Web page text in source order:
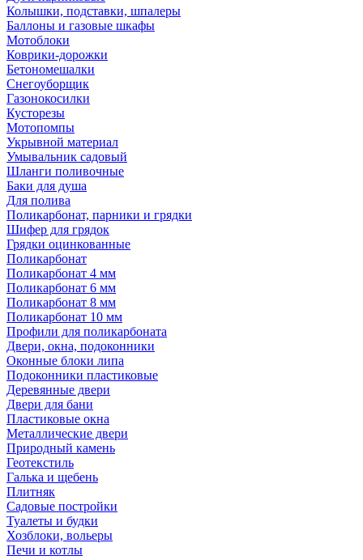
Колышки, подставки, шпалеры
Баллоны и газовые шкафы
Мотоблоки
Коврики-дорожки
Бетономешалки
Снегоуборщик
Газонокосилки
Кусторезы
Мотопомпы
Укрывной материал
Умывальник садовый
Шланги поливочные
Баки для душа
Для полива
Поликарбонат, парники и грядки
Шифер для грядок
Грядки оцинкованные
Поликарбонат
Поликарбонат 4 мм
Поликарбонат 6 мм
Поликарбонат 8 мм
Поликарбонат 10 мм
Профили для поликарбоната
Двери, окна, подоконники
Оконные блоки липа
Подоконники пластиковые
Деревянные двери
Двери для бани
Пластиковые окна
Металлические двери
Природный камень
Геотекстиль
Галька и щебень
Плитняк
Садовые постройки
Туалеты и будки
Хозблоки, вольеры
Печи и котлы